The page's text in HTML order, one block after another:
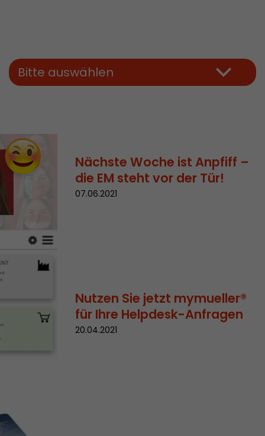
Bitte auswählen
Nächste Woche ist Anpfiff –
die EM steht vor der Tür!
07.06.2021
Nutzen Sie jetzt mymueller®
für Ihre Helpdesk-Anfragen
20.04.2021
aktive
welche ein
Besuch